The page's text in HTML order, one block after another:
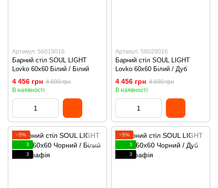
Артикул: 56019016
Барний стіл SOUL LIGHT
Lovko 60x60 Білий / Білий
4 456 грн 4 690 грн
В наявності
Артикул: 56029016
Барний стіл SOUL LIGHT
Lovko 60x60 Білий / Дуб
4 456 грн 4 690 грн
В наявності
−5%
3
3
−5%
3
3